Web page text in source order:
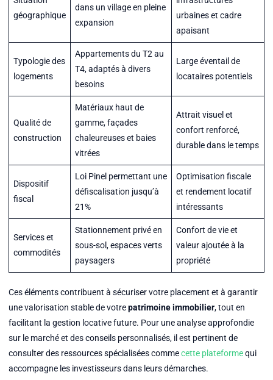
géographique
dans un village en pleine
expansion
urbaines et cadre
apaisant
Typologie des
logements
Appartements du T2 au
T4, adaptés à divers
besoins
Large éventail de
locataires potentiels
Qualité de
construction
Matériaux haut de
gamme, façades
chaleureuses et baies
vitrées
Attrait visuel et
confort renforcé,
durable dans le temps
Dispositif
fiscal
Loi Pinel permettant une
défiscalisation jusqu’à
21%
Optimisation fiscale
et rendement locatif
intéressants
Services et
commodités
Stationnement privé en
sous-sol, espaces verts
paysagers
Confort de vie et
valeur ajoutée à la
propriété
Ces éléments contribuent à sécuriser votre placement et à garantir
une valorisation stable de votrepatrimoine immobilier, tout en
facilitant la gestion locative future. Pour une analyse approfondie
sur le marché et des conseils personnalisés, il est pertinent de
consulter des ressources spécialisées commecette plateformequi
accompagne les investisseurs dans leurs démarches.